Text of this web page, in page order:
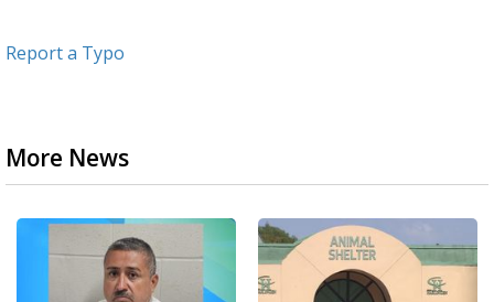
Report a Typo
More News